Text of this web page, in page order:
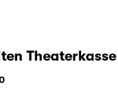
Theaterkasse